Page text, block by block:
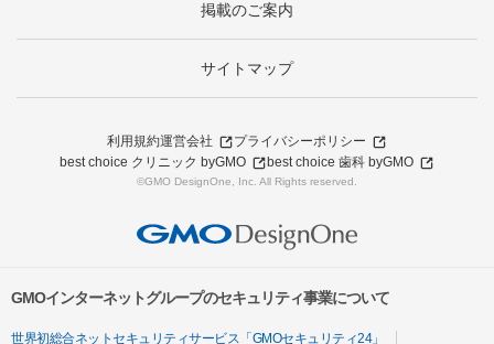
掲載のご案内
サイトマップ
利用規約運営会社
プライバシーポリシー
best choice クリニック byGMO
best choice 歯科 byGMO
©GMO DesignOne, Inc. All Rights reserved.
GMOインターネットグループのセキュリティ事業について
世界初総合ネットセキュリティサービス「GMOセキュリティ24」